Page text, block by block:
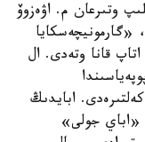
وتىرعان م. اۋەزوۆ
«گارمونيچەسكايا
قانا وتەدى. ال
ابايدىڭ
«اباي جولى»